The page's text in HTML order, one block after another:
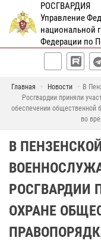
РОСГВАРДИЯ
Управление
национальной
Федерации по
Главная Новости
В
Росгвардии приняли
обеспечении общественной
во
В
РОСГВАРДИИ
ОХРАНЕ